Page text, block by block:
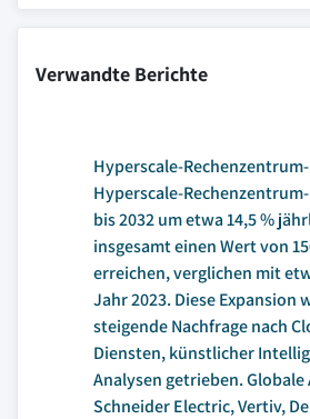
Verwandte Berichte
Hyperscale-
Hyperscale-
bis 2032 um etwa 14,5 %
insgesamt einen Wert von
erreichen, verglichen mit
Jahr 2023. Diese Expansion
steigende Nachfrage nach
Diensten, künstlicher
Analysen getrieben.
Schneider Electric, Vertiv,